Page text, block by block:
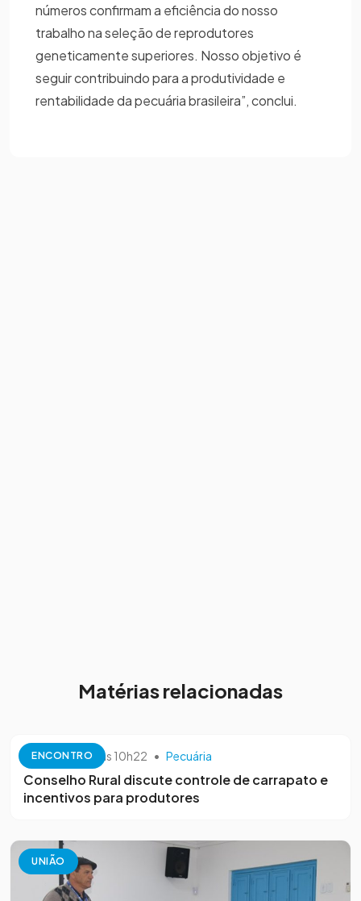
números confirmam a eficiência do nosso
trabalho na seleção de reprodutores
geneticamente superiores. Nosso objetivo é
seguir contribuindo para a produtividade e
rentabilidade da pecuária brasileira”, conclui.
Matérias relacionadas
ENCONTRO
10 de outubro às 10h22 • Pecuária
Conselho Rural discute controle de carrapato e
incentivos para produtores
UNIÃO